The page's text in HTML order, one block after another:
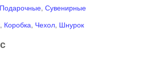
Подарочные, Сувенирные
, Коробка, Чехол, Шнурок